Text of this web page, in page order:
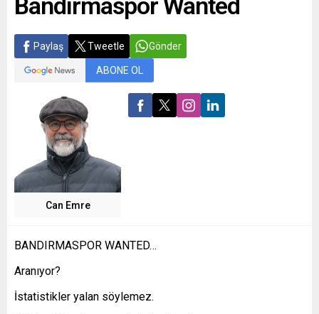
Paylaş Tweetle Gönder
ABONE OL
Can Emre
BANDIRMASPOR WANTED…
Aranıyor?
İstatistikler yalan söylemez.